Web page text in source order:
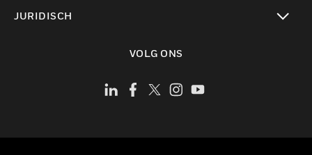
JURIDISCH
VOLG ONS